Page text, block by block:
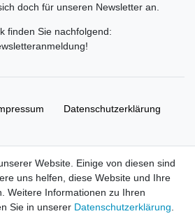
doch für unseren Newsletter an.
finden Sie nachfolgend:
!
Daten­schutz­erklärung
vorbehalten. HL-
Website. Einige von diesen sind
uns helfen, diese Website und Ihre
Weitere Informationen zu Ihren
Sie in unserer Daten­schutz­erklärung